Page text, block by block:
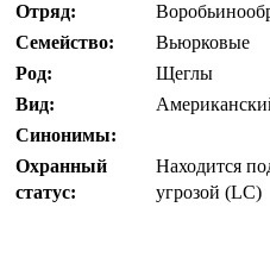
Отряд:
Семейство:
Вьюрковые
Род:
Щеглы
Вид:
Синонимы:
Охранный
статус:
Находится
угрозой (LC)